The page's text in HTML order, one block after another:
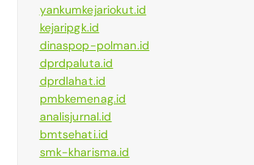
yankumkejariokut.id
kejaripgk.id
dinaspop-polman.id
dprdpaluta.id
dprdlahat.id
pmbkemenag.id
analisjurnal.id
bmtsehati.id
smk-kharisma.id